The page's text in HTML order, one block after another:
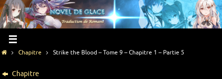
Chapitre Strike the Blood – Tome 9 – Chapitre 1 – Partie 5
Chapitre